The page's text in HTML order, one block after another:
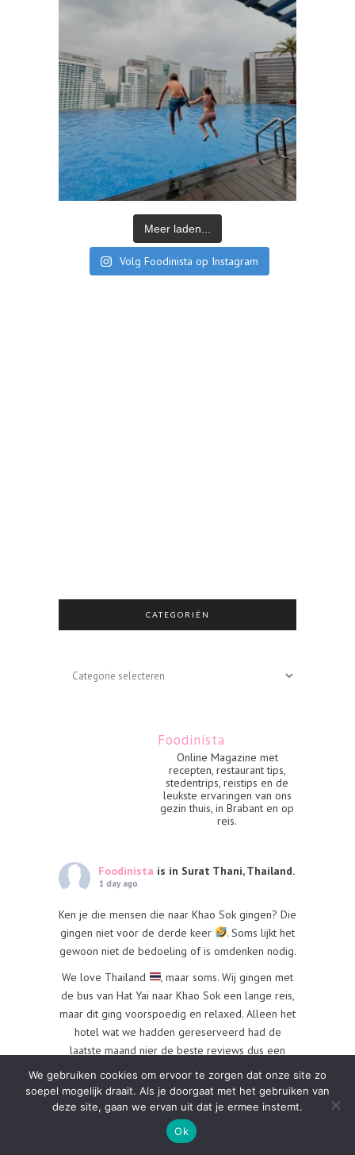
Meer laden...
Volg Foodinista op Instagram
CATEGORIËN
Categoriën
Foodinista
Online Magazine met
recepten, restaurant tips,
stedentrips, reistips en de
leukste ervaringen van ons
gezin thuis, in Brabant en op
reis.
Foodinista is in Surat Thani, Thailand.
1 day ago
Ken je die mensen die naar Khao Sok gingen? Die
gingen niet voor de derde keer
. Soms lijkt het
gewoon niet de bedoeling of is omdenken nodig.
We love Thailand
, maar soms. Wij gingen met
de bus van Hat Yai naar Khao Sok een lange reis,
maar dit ging voorspoedig en relaxed. Alleen het
hotel wat we hadden gereserveerd had de
laatste maand nier de beste reviews dus een
slecht voorgevoel. Oo
Bekijk meer
Foto
Delen
We gebruiken cookies om ervoor te zorgen dat onze site zo
soepel mogelijk draait. Als je doorgaat met het gebruiken van
deze site, gaan we ervan uit dat je ermee instemt.
Ok